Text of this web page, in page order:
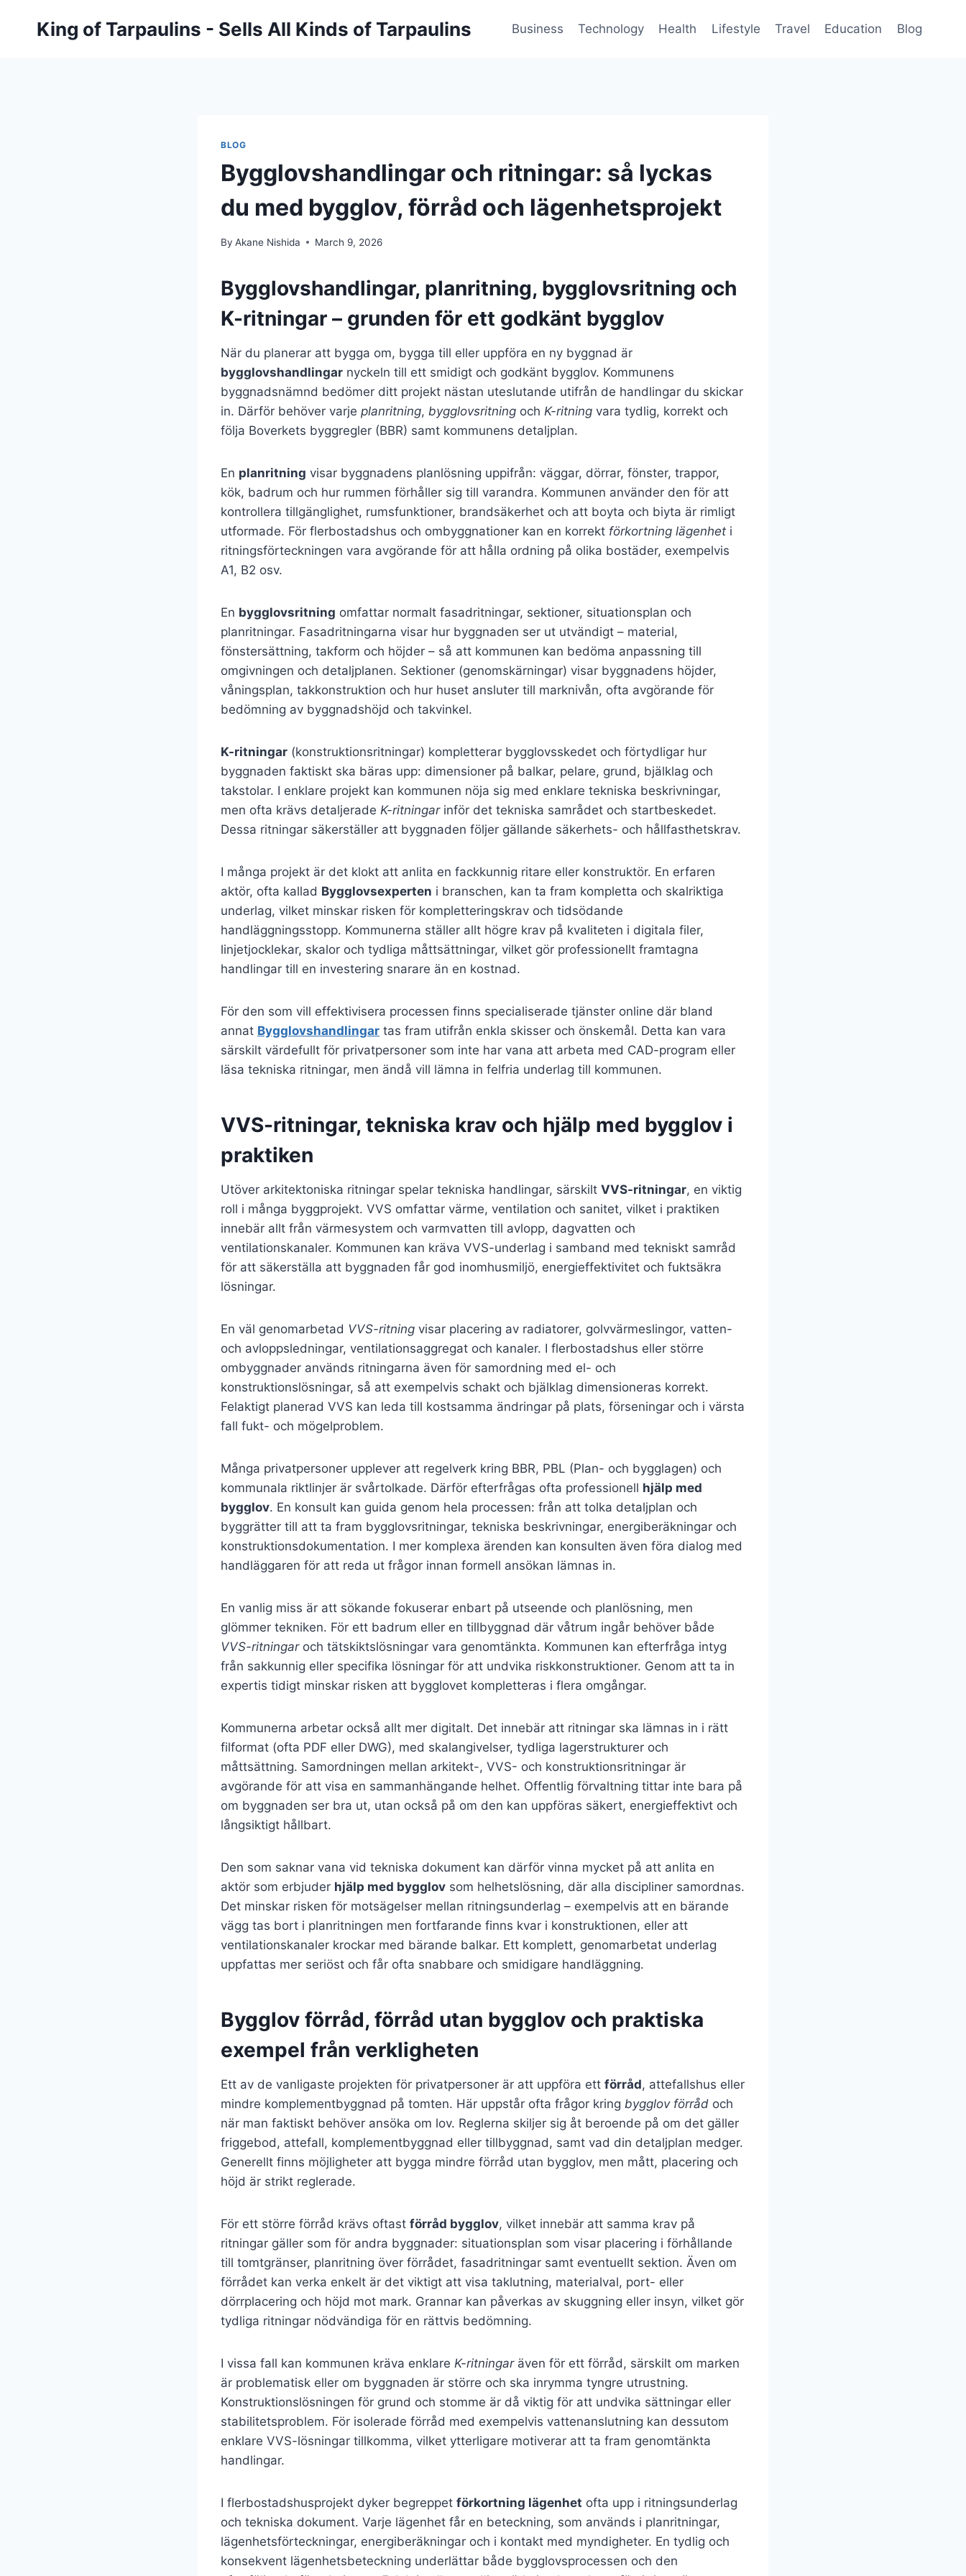
King of Tarpaulins - Sells All Kinds of Tarpaulins Business Technology Health Lifestyle Travel Education Blog
BLOG
Bygglovshandlingar och ritningar: så lyckas
du med bygglov, förråd och lägenhetsprojekt
By Akane Nishida March 9, 2026
Bygglovshandlingar, planritning, bygglovsritning och
K-ritningar – grunden för ett godkänt bygglov
När du planerar att bygga om, bygga till eller uppföra en ny byggnad är
bygglovshandlingar nyckeln till ett smidigt och godkänt bygglov. Kommunens
byggnadsnämnd bedömer ditt projekt nästan uteslutande utifrån de handlingar du skickar
in. Därför behöver varje planritning, bygglovsritning och K-ritning vara tydlig, korrekt och
följa Boverkets byggregler (BBR) samt kommunens detaljplan.
En planritning visar byggnadens planlösning uppifrån: väggar, dörrar, fönster, trappor,
kök, badrum och hur rummen förhåller sig till varandra. Kommunen använder den för att
kontrollera tillgänglighet, rumsfunktioner, brandsäkerhet och att boyta och biyta är rimligt
utformade. För flerbostadshus och ombyggnationer kan en korrekt förkortning lägenhet i
ritningsförteckningen vara avgörande för att hålla ordning på olika bostäder, exempelvis
A1, B2 osv.
En bygglovsritning omfattar normalt fasadritningar, sektioner, situationsplan och
planritningar. Fasadritningarna visar hur byggnaden ser ut utvändigt – material,
fönstersättning, takform och höjder – så att kommunen kan bedöma anpassning till
omgivningen och detaljplanen. Sektioner (genomskärningar) visar byggnadens höjder,
våningsplan, takkonstruktion och hur huset ansluter till marknivån, ofta avgörande för
bedömning av byggnadshöjd och takvinkel.
K-ritningar (konstruktionsritningar) kompletterar bygglovsskedet och förtydligar hur
byggnaden faktiskt ska bäras upp: dimensioner på balkar, pelare, grund, bjälklag och
takstolar. I enklare projekt kan kommunen nöja sig med enklare tekniska beskrivningar,
men ofta krävs detaljerade K-ritningarinför det tekniska samrådet och startbeskedet.
Dessa ritningar säkerställer att byggnaden följer gällande säkerhets- och hållfasthetskrav.
I många projekt är det klokt att anlita en fackkunnig ritare eller konstruktör. En erfaren
aktör, ofta kallad Bygglovsexperten i branschen, kan ta fram kompletta och skalriktiga
underlag, vilket minskar risken för kompletteringskrav och tidsödande
handläggningsstopp. Kommunerna ställer allt högre krav på kvaliteten i digitala filer,
linjetjocklekar, skalor och tydliga måttsättningar, vilket gör professionellt framtagna
handlingar till en investering snarare än en kostnad.
För den som vill effektivisera processen finns specialiserade tjänster online där bland
annat Bygglovshandlingar tas fram utifrån enkla skisser och önskemål. Detta kan vara
särskilt värdefullt för privatpersoner som inte har vana att arbeta med CAD-program eller
läsa tekniska ritningar, men ändå vill lämna in felfria underlag till kommunen.
VVS-ritningar, tekniska krav och hjälp med bygglov i
praktiken
Utöver arkitektoniska ritningar spelar tekniska handlingar, särskilt VVS-ritningar, en viktig
roll i många byggprojekt. VVS omfattar värme, ventilation och sanitet, vilket i praktiken
innebär allt från värmesystem och varmvatten till avlopp, dagvatten och
ventilationskanaler. Kommunen kan kräva VVS-underlag i samband med tekniskt samråd
för att säkerställa att byggnaden får god inomhusmiljö, energieffektivitet och fuktsäkra
lösningar.
En väl genomarbetad VVS-ritning visar placering av radiatorer, golvvärmeslingor, vatten-
och avloppsledningar, ventilationsaggregat och kanaler. I flerbostadshus eller större
ombyggnader används ritningarna även för samordning med el- och
konstruktionslösningar, så att exempelvis schakt och bjälklag dimensioneras korrekt.
Felaktigt planerad VVS kan leda till kostsamma ändringar på plats, förseningar och i värsta
fall fukt- och mögelproblem.
Många privatpersoner upplever att regelverk kring BBR, PBL (Plan- och bygglagen) och
kommunala riktlinjer är svårtolkade. Därför efterfrågas ofta professionell hjälp med
bygglov. En konsult kan guida genom hela processen: från att tolka detaljplan och
byggrätter till att ta fram bygglovsritningar, tekniska beskrivningar, energiberäkningar och
konstruktionsdokumentation. I mer komplexa ärenden kan konsulten även föra dialog med
handläggaren för att reda ut frågor innan formell ansökan lämnas in.
En vanlig miss är att sökande fokuserar enbart på utseende och planlösning, men
glömmer tekniken. För ett badrum eller en tillbyggnad där våtrum ingår behöver både
VVS-ritningaroch tätskiktslösningar vara genomtänkta. Kommunen kan efterfråga intyg
från sakkunnig eller specifika lösningar för att undvika riskkonstruktioner. Genom att ta in
expertis tidigt minskar risken att bygglovet kompletteras i flera omgångar.
Kommunerna arbetar också allt mer digitalt. Det innebär att ritningar ska lämnas in i rätt
filformat (ofta PDF eller DWG), med skalangivelser, tydliga lagerstrukturer och
måttsättning. Samordningen mellan arkitekt-, VVS- och konstruktionsritningar är
avgörande för att visa en sammanhängande helhet. Offentlig förvaltning tittar inte bara på
om byggnaden ser bra ut, utan också på om den kan uppföras säkert, energieffektivt och
långsiktigt hållbart.
Den som saknar vana vid tekniska dokument kan därför vinna mycket på att anlita en
aktör som erbjuder hjälp med bygglov som helhetslösning, där alla discipliner samordnas.
Det minskar risken för motsägelser mellan ritningsunderlag – exempelvis att en bärande
vägg tas bort i planritningen men fortfarande finns kvar i konstruktionen, eller att
ventilationskanaler krockar med bärande balkar. Ett komplett, genomarbetat underlag
uppfattas mer seriöst och får ofta snabbare och smidigare handläggning.
Bygglov förråd, förråd utan bygglov och praktiska
exempel från verkligheten
Ett av de vanligaste projekten för privatpersoner är att uppföra ett förråd, attefallshus eller
mindre komplementbyggnad på tomten. Här uppstår ofta frågor kring bygglov förråd och
när man faktiskt behöver ansöka om lov. Reglerna skiljer sig åt beroende på om det gäller
friggebod, attefall, komplementbyggnad eller tillbyggnad, samt vad din detaljplan medger.
Generellt finns möjligheter att bygga mindre förråd utan bygglov, men mått, placering och
höjd är strikt reglerade.
För ett större förråd krävs oftast förråd bygglov, vilket innebär att samma krav på
ritningar gäller som för andra byggnader: situationsplan som visar placering i förhållande
till tomtgränser, planritning över förrådet, fasadritningar samt eventuellt sektion. Även om
förrådet kan verka enkelt är det viktigt att visa taklutning, materialval, port- eller
dörrplacering och höjd mot mark. Grannar kan påverkas av skuggning eller insyn, vilket gör
tydliga ritningar nödvändiga för en rättvis bedömning.
I vissa fall kan kommunen kräva enklare K-ritningaräven för ett förråd, särskilt om marken
är problematisk eller om byggnaden är större och ska inrymma tyngre utrustning.
Konstruktionslösningen för grund och stomme är då viktig för att undvika sättningar eller
stabilitetsproblem. För isolerade förråd med exempelvis vattenanslutning kan dessutom
enklare VVS-lösningar tillkomma, vilket ytterligare motiverar att ta fram genomtänkta
handlingar.
I flerbostadshusprojekt dyker begreppet förkortning lägenhet ofta upp i ritningsunderlag
och tekniska dokument. Varje lägenhet får en beteckning, som används i planritningar,
lägenhetsförteckningar, energiberäkningar och i kontakt med myndigheter. En tydlig och
konsekvent lägenhetsbeteckning underlättar både bygglovsprocessen och den